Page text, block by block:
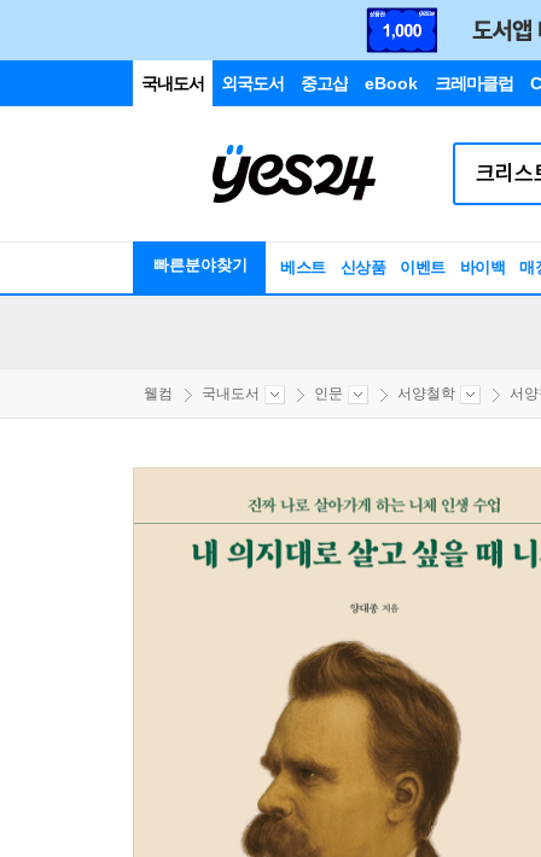
국내도서 외국도서 중고샵 eBook 크레마클럽
빠른분야찾기 베스트 신상품 이벤트 바이백 매
웰컴 국내도서 인문 서양철학 서